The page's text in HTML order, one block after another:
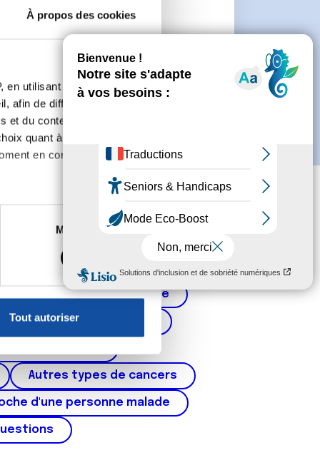
À propos des cookies
en utilisant des
afin de diffuser des
du contenu, ainsi que de
quant à l'utilisation de
en consultant la
à plusieurs mètres près
reportez-vous à lasection «
sur les cookies.
informations que
Marketing
Tout autoriser
créer un compte.
Cancer de la prostate
de l'utérus, ovaires)
Autres types de cancers
d'une personne malade